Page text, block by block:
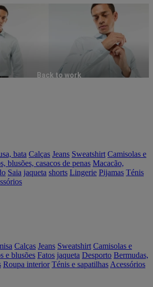
Back to work
bata Calças Jeans Sweatshirt Camisolas e
blusões, casacos de penas Macacão,
Saia jaqueta shorts Lingerie Pijamas Ténis
Calças Jeans Sweatshirt Camisolas e
e blusões Fatos jaqueta Desporto Bermudas,
Roupa interior Ténis e sapatilhas Acessórios